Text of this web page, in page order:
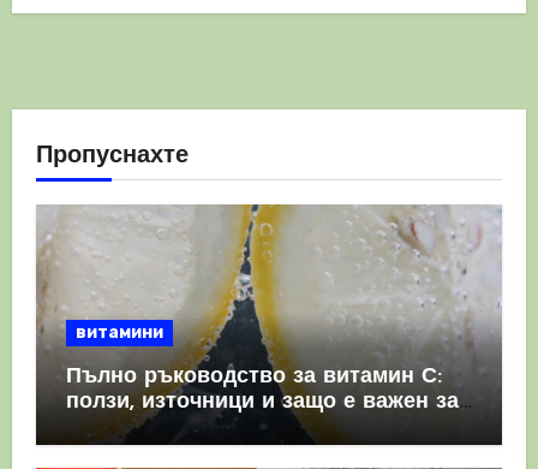
Пропуснахте
витамини
Пълно ръководство за витамин С:
ползи, източници и защо е важен за
имунната система